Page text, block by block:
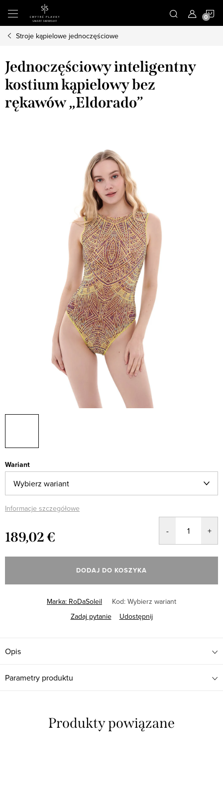
treści
Stroje kąpielowe jednoczęściowe
Jednoczęściowy inteligentny
kostium kąpielowy bez
rękawów „Eldorado”
Wariant
Informacje szczegółowe
189,02 €
jednostkowa:
DODAJ DO KOSZYKA
Marka: RoDaSoleil Kod: Wybierz wariant
Zadaj pytanie
Udostępnij
Opis
Parametry produktu
Produkty powiązane